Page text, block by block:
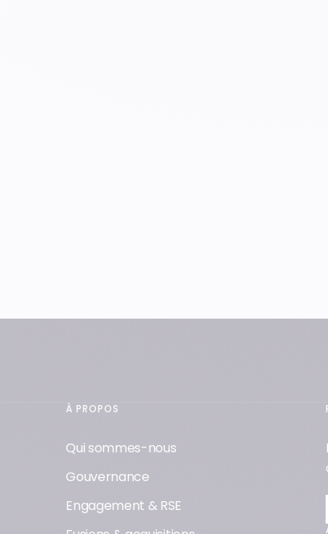
À PROPOS
Qui sommes-nous
Gouvernance
Engagement & RSE